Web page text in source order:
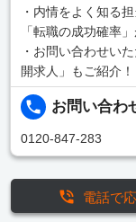
・内情をよく知る
「転職の成功確率
・お問い合わせい
開求人」もご紹介！
お問い合わ
0120-847-283
電話で